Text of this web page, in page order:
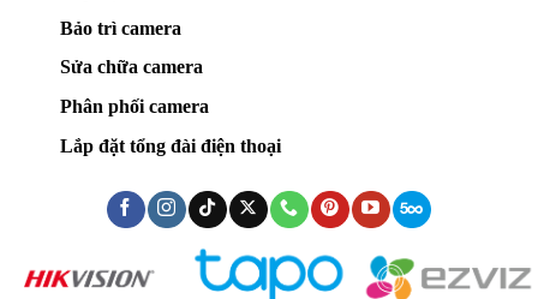
Bảo trì camera
Sửa chữa camera
Phân phối camera
Lắp đặt tổng đài điện thoại